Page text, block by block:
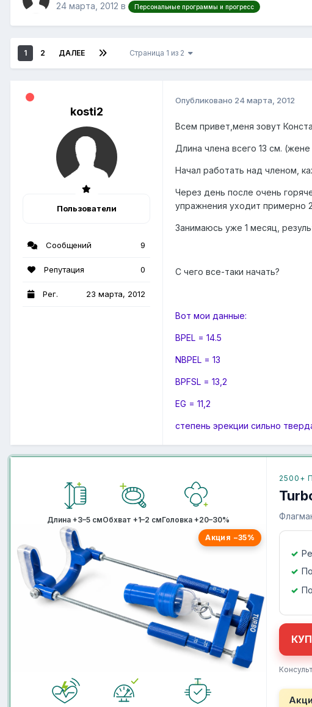
24 марта, 2012 в Персональные программы и прогресс
1 2 ДАЛЕЕ Страница 1 из 2
kosti2
Пользователи
Сообщений 9
Репутация 0
Рег. 23 марта, 2012
Опубликовано 24 марта, 2012
Всем привет,меня зовут
Длина члена всего 13 см.
Начал работать над членом,
Через день после очень
упражнения уходит примерно
Занимаюсь уже 1 месяц,
С чего все-таки начать?
Вот мои данные:
BPEL = 14.5
NBPEL = 13
BPFSL = 13,2
EG = 11,2
степень эрекции сильно
Длина +3–5 смОбхват +1–2 смГоловка +20–30%
Акция −35%
2500+